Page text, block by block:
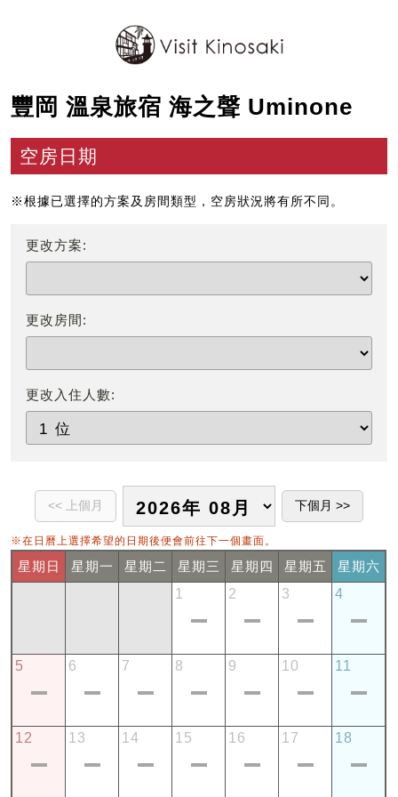
豐岡 溫泉旅宿 海之聲 Uminone
空房日期
※根據已選擇的方案及房間類型，空房狀況將有所不同。
更改方案:
更改房間:
更改入住人數:
※在日曆上選擇希望的日期後便會前往下一個畫面。
星期日 星期一 星期二 星期三 星期四 星期五
星期六
1
2 3 4
5 6 7 8 9 10 11
12 13 14 15 16 17 18